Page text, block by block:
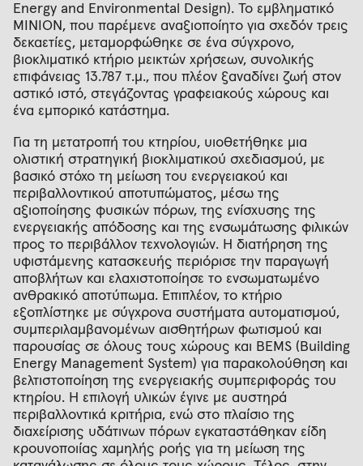
Energy and Environmental Design). Το εμβληματικό
ΜΙΝΙΟΝ, που παρέμενε αναξιοποίητο για σχεδόν τρεις
δεκαετίες, μεταμορφώθηκε σε ένα σύγχρονο,
βιοκλιματικό κτήριο μεικτών χρήσεων, συνολικής
επιφάνειας 13.787 τ.μ., που πλέον ξαναδίνει ζωή στον
αστικό ιστό, στεγάζοντας γραφειακούς χώρους και
ένα εμπορικό κατάστημα.
Για τη μετατροπή του κτηρίου, υιοθετήθηκε μια
ολιστική στρατηγική βιοκλιματικού σχεδιασμού, με
βασικό στόχο τη μείωση του ενεργειακού και
περιβαλλοντικού αποτυπώματος, μέσω της
αξιοποίησης φυσικών πόρων, της ενίσχυσης της
ενεργειακής απόδοσης και της ενσωμάτωσης φιλικών
προς το περιβάλλον τεχνολογιών. Η διατήρηση της
υφιστάμενης κατασκευής περιόρισε την παραγωγή
αποβλήτων και ελαχιστοποίησε το ενσωματωμένο
ανθρακικό αποτύπωμα. Επιπλέον, το κτήριο
εξοπλίστηκε με σύγχρονα συστήματα αυτοματισμού,
συμπεριλαμβανομένων αισθητήρων φωτισμού και
παρουσίας σε όλους τους χώρους και BEMS (Building
Energy Management System) για παρακολούθηση και
βελτιστοποίηση της ενεργειακής συμπεριφοράς του
κτηρίου. Η επιλογή υλικών έγινε με αυστηρά
περιβαλλοντικά κριτήρια, ενώ στο πλαίσιο της
διαχείρισης υδάτινων πόρων εγκαταστάθηκαν είδη
κρουνοποιίας χαμηλής ροής για τη μείωση της